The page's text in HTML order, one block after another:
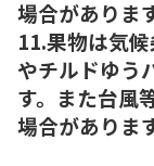
場合があります
11.果物は気
やチルドゆう
す。また台風
場合があります